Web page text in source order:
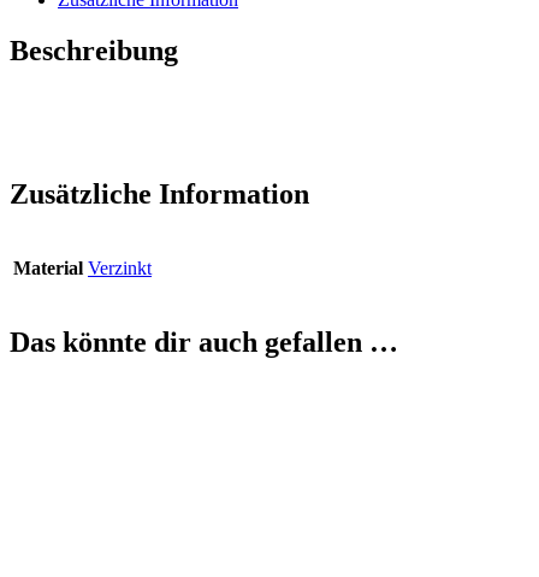
Beschreibung
Zusätzliche Information
Material Verzinkt
Das könnte dir auch gefallen …